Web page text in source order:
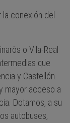
conexión del
o Vila-Real
que
y Castellón.
mayor acceso a
Dotamos, a su
autobuses,